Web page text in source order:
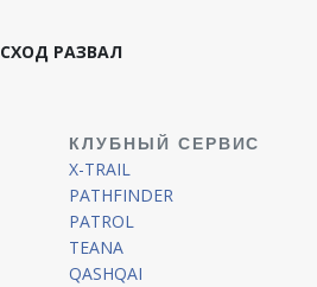
СХОД РАЗВАЛ
КЛУБНЫЙ СЕРВИС
X-TRAIL
PATHFINDER
PATROL
TEANA
QASHQAI